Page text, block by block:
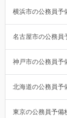
横浜市の公務員
名古屋市の公務
神戸市の公務員
北海道の公務員
東京の公務員予